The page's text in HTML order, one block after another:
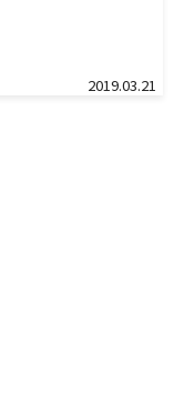
2019.03.21